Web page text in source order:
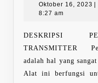
Oktober 16, 2023
8:27 am
DESKRIPSI
TRANSMITTER
adalah hal yang
Alat ini berfungsi